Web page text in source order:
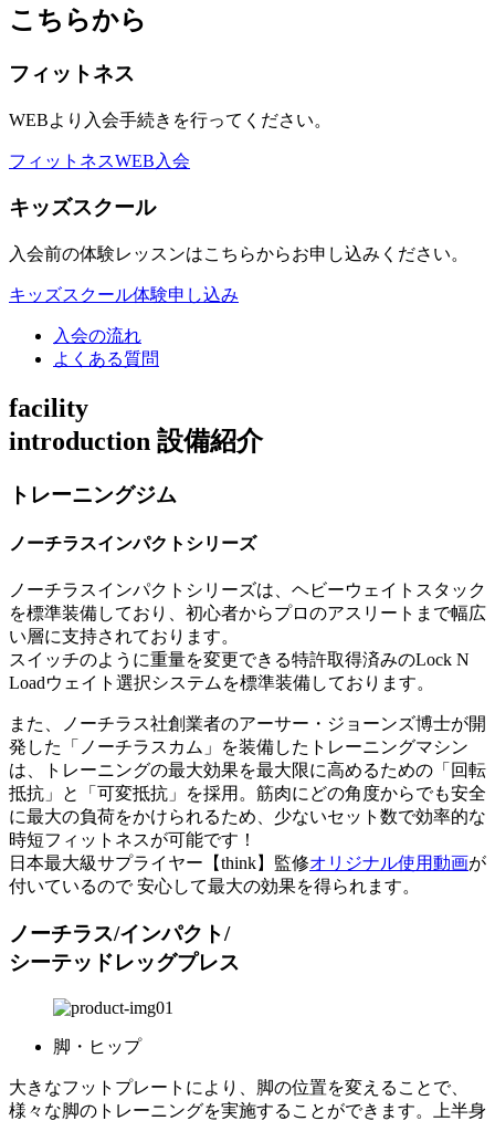
こちらから
フィットネス
WEBより入会手続きを行ってください。
フィットネスWEB入会
キッズスクール
入会前の体験レッスンはこちらからお申し込みください。
キッズスクール体験申し込み
入会の流れ
よくある質問
facility
introduction 設備紹介
トレーニングジム
ノーチラスインパクトシリーズ
ノーチラスインパクトシリーズは、ヘビーウェイトスタック
を標準装備しており、初心者からプロのアスリートまで幅広
い層に支持されております。
スイッチのように重量を変更できる特許取得済みのLock N
Loadウェイト選択システムを標準装備しております。
また、ノーチラス社創業者のアーサー・ジョーンズ博士が開
発した「 ノーチラスカム 」を装備したトレーニングマシン
は、トレーニングの最大効果を最大限に高めるための「 回転
抵抗 」と「 可変抵抗 」を採用。筋肉にどの角度からでも安全
に最大の負荷をかけられるため、 少ないセット数で効率的な
時短フィットネスが可能です！
日本最大級サプライヤー【think】監修オリジナル使用動画が
付いているので 安心して最大の効果を得られます。
ノーチラス/インパクト/
シーテッドレッグプレス
脚・ヒップ
大きなフットプレートにより、脚の位置を変えることで、
様々な脚のトレーニングを実施することができます。上半身